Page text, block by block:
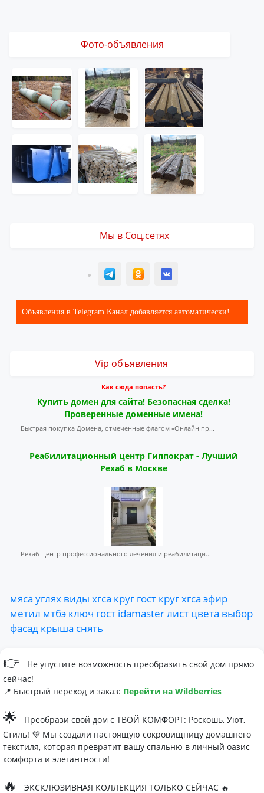
Фото-объявления
Мы в Соц.сетях
T ОК ВК
Объявления в Telegram Канал добавляется автоматически!
Vip объявления
Как сюда попасть?
Купить домен для сайта! Безопасная сделка!
Проверенные доменные имена!
Быстрая покупка Домена, отмеченные флагом «Онлайн пр...
Реабилитационный центр Гиппократ - Лучший
Рехаб в Москве
Рехаб Центр профессионального лечения и реабилитаци...
мяса углях виды хгса круг гост кругхгса эфир
метил мтбэ ключ гост idamasterлист цвета выбор
фасад крыша снять
👉
Не упустите возможность преобразить свой дом прямо
сейчас!
📍 Быстрый переход и заказ: Перейти на Wildberries
🌟
Преобрази свой дом с ТВОЙ КОМФОРТ: Роскошь, Уют,
Стиль! 💜 Мы создали настоящую сокровищницу домашнего
текстиля, которая превратит вашу спальню в личный оазис
комфорта и элегантности!
🔥 ЭКСКЛЮЗИВНАЯ КОЛЛЕКЦИЯ ТОЛЬКО СЕЙЧАС 🔥